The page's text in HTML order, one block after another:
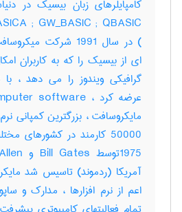
کامپایلرهای زبان بیسیک در
) در سال 1991 شرکت
ای از بیسیک را که به کاربران
مایکروسافت ، بزرگترین کمپانی
50000 کارمند در
آمریکا (ردموند) تاسیس شد
اعم از نرم افزارها ، مدارک و